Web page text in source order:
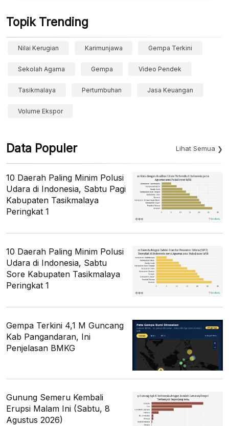
Topik Trending
Nilai Kerugian Karimunjawa Gempa Terkini
Sekolah Agama Gempa Video Pendek
Tasikmalaya Pertumbuhan Jasa Keuangan
Volume Ekspor
Data Populer Lihat Semua
10 Daerah Paling Minim Polusi
Udara di Indonesia, Sabtu Pagi
Kabupaten Tasikmalaya
Peringkat 1
10 Daerah Paling Minim Polusi
Udara di Indonesia, Sabtu
Sore Kabupaten Tasikmalaya
Peringkat 1
Gempa Terkini 4,1 M Guncang
Kab Pangandaran, Ini
Penjelasan BMKG
Gunung Semeru Kembali
Erupsi Malam Ini (Sabtu, 8
Agustus 2026)